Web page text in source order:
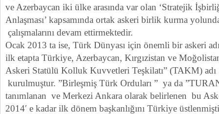
ve Azerbaycan iki ülke arasında var olan ‘Stratejik
Anlaşması’ kapsamında ortak askeri birlik kurma
çalışmalarını devam ettirmektedir.
Ocak 2013 ta ise, Türk Dünyası için önemli bir askeri
ilk etapta Türkiye, Azerbaycan, Kırgızistan ve
Askeri Statülü Kolluk Kuvvetleri Teşkilatı” (TAKM)
kurulmuştur. ”Birleşmiş Türk Orduları ” ya da
tanımlanan ve Merkezi Ankara olarak belirlenen bu
2014′ e kadar ilk dönem başkanlığını Türkiye